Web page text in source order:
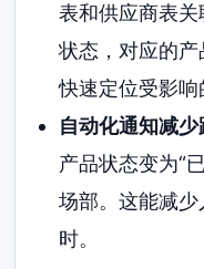
表和供应商表
状态，对应的
快速定位受影响
自动化通知减
产品状态变为“
场部。这能减
时。